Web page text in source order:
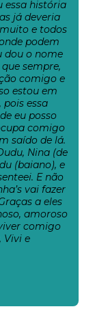
essa história
já deveria
e todos
podem
dou o nome
sempre,
comigo e
estou em
pois essa
eu posso
comigo
saído de lá.
Nina (de
(baiano), e
E não
vai fazer
a eles
amoroso
comigo
Vivi e